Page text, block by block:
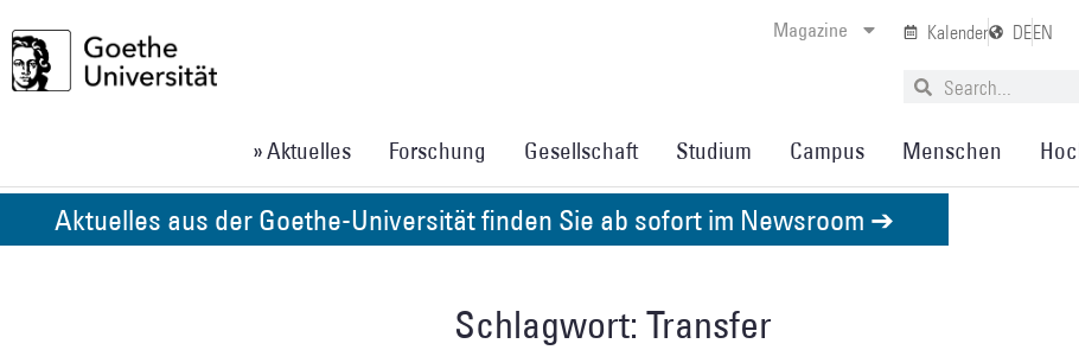
Magazine Kalender DEEN
» Aktuelles Forschung Gesellschaft Studium Campus Menschen
Aktuelles aus der Goethe-Universität finden Sie ab sofort im Newsroom ➔
Schlagwort: Transfer